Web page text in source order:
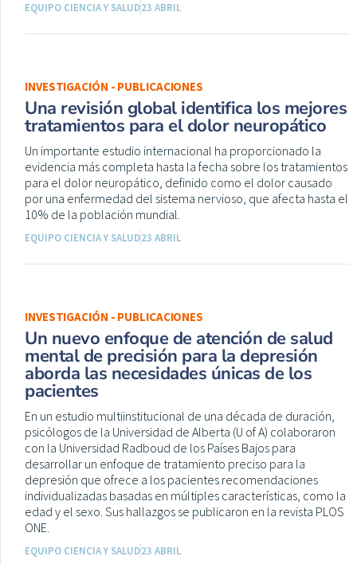
EQUIPO CIENCIA Y SALUD23 ABRIL
INVESTIGACIÓN - PUBLICACIONES
Una revisión global identifica los mejores
tratamientos para el dolor neuropático
Un importante estudio internacional ha proporcionado la
evidencia más completa hasta la fecha sobre los tratamientos
para el dolor neuropático, definido como el dolor causado
por una enfermedad del sistema nervioso, que afecta hasta el
10% de la población mundial.
EQUIPO CIENCIA Y SALUD23 ABRIL
INVESTIGACIÓN - PUBLICACIONES
Un nuevo enfoque de atención de salud
mental de precisión para la depresión
aborda las necesidades únicas de los
pacientes
En un estudio multiinstitucional de una década de duración,
psicólogos de la Universidad de Alberta (U of A) colaboraron
con la Universidad Radboud de los Países Bajos para
desarrollar un enfoque de tratamiento preciso para la
depresión que ofrece a los pacientes recomendaciones
individualizadas basadas en múltiples características, como la
edad y el sexo. Sus hallazgos se publicaron en la revista PLOS
ONE.
EQUIPO CIENCIA Y SALUD23 ABRIL